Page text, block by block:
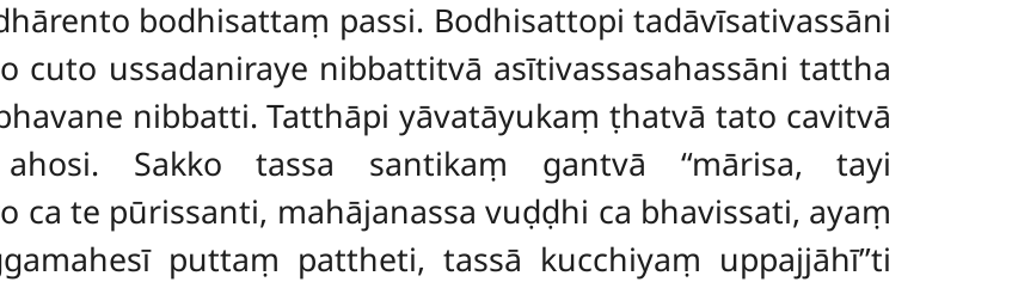
bodhisattaṃ passi. Bodhisattopi tadāvīsativassāni
cuto ussadaniraye nibbattitvā asītivassasahassāni tattha
nibbatti. Tatthāpi yāvatāyukaṃ ṭhatvā tato cavitvā
Sakko tassa santikaṃ gantvā ‘‘mārisa, tayi
ca te pūrissanti, mahājanassa vuḍḍhi ca bhavissati, ayaṃ
puttaṃ pattheti, tassā kucchiyaṃ uppajjāhī’’ti